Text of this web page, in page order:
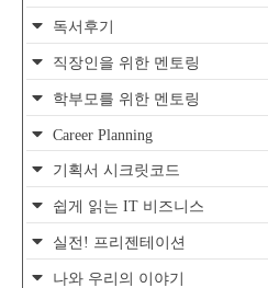
독서후기
직장인을 위한 멘토링
학부모를 위한 멘토링
Career Planning
기획서 시크릿코드
쉽게 읽는 IT 비즈니스
실전! 프리젠테이션
나와 우리의 이야기